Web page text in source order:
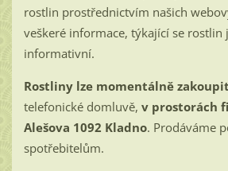
rostlin prostřednictvím našich
veškeré informace, týkající se rostlin
informativní.
Rostliny lze momentálně zakoupit
telefonické domluvě, v prostorách
Alešova 1092 Kladno. Prodáváme
spotřebitelům.